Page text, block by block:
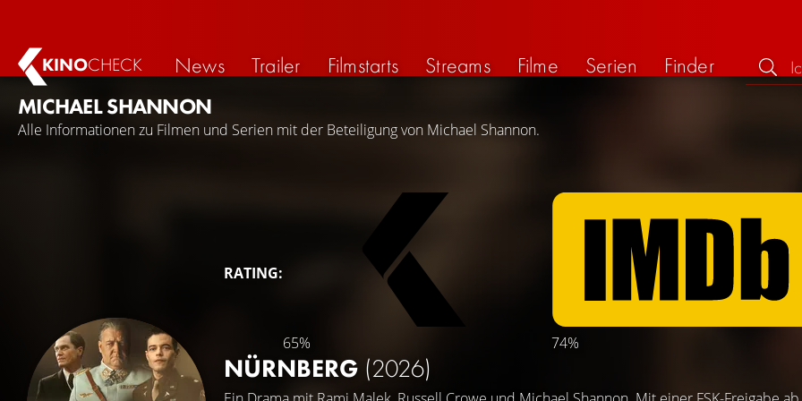
KINOCHECK News Trailer Filmstarts Streams Filme Serien
Finder
MICHAEL SHANNON
Alle Informationen zu Filmen und Serien mit der Beteiligung von Michael Shannon.
RATING:
65% 74%
NÜRNBERG (2026)